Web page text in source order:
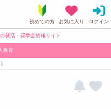
就活・奨学金情報サイト
教育